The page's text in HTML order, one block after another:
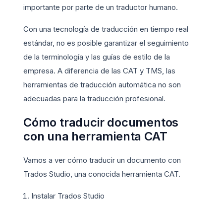
importante por parte de un traductor humano.
Con una tecnología de traducción en tiempo real
estándar, no es posible garantizar el seguimiento
de la terminología y las guías de estilo de la
empresa. A diferencia de las CAT y TMS, las
herramientas de traducción automática no son
adecuadas para la traducción profesional.
Cómo traducir documentos
con una herramienta CAT
Vamos a ver cómo traducir un documento con
Trados Studio, una conocida herramienta CAT.
Instalar Trados Studio